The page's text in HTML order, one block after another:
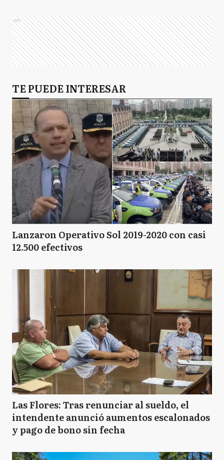
Ads
TE PUEDE INTERESAR
Lanzaron Operativo Sol 2019-2020 con casi
12.500 efectivos
Las Flores: Tras renunciar al sueldo, el
intendente anunció aumentos escalonados
y pago de bono sin fecha